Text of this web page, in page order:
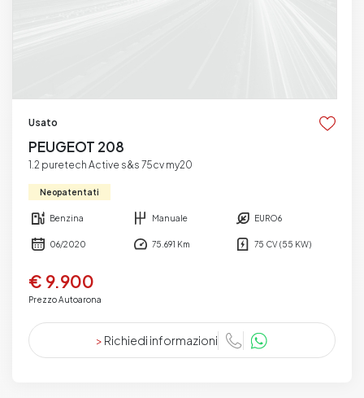
Usato
PEUGEOT 208
1.2 puretech Active s&s 75cv my20
Neopatentati
Benzina Manuale EURO6
06/2020 75.691 Km 75 CV (55 KW)
€ 9.900
Prezzo Autoarona
> Richiedi informazioni